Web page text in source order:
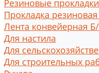
Резиновые
Прокладка
Лента конвейерная
Для настила
Для
Для строительных